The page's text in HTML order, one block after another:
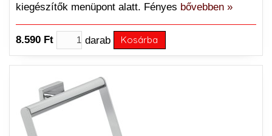
kiegészítők menüpont alatt. Fényes bővebben »
8.590 Ft darab Kosárba